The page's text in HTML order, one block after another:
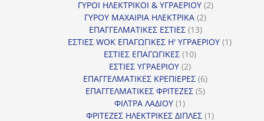
προϊόν
ΓΥΡΟΙ ΗΛΕΚΤΡΙΚΟΙ & ΥΓΡΑΕΡΙΟΥ 22
ΓΥΡΟΥ ΜΑΧΑΙΡΙΑ ΗΛΕΚΤΡΙΚΑ 22
ΕΠΑΓΓΕΛΜΑΤΙΚΕΣ ΕΣΤΙΕΣ 1313
προϊόντα
ΕΣΤΙΕΣ WOK ΕΠΑΓΩΓΙΚΕΣ Η' ΥΓΡΑΕΡΙΟΥ 11
ΕΣΤΙΕΣ ΕΠΑΓΩΓΙΚΕΣ 1010
ΕΣΤΙΕΣ ΥΓΡΑΕΡΙΟΥ 22
προϊόντα
ΕΠΑΓΓΕΛΜΑΤΙΚΕΣ ΚΡΕΠΙΕΡΕΣ 66
προϊόντα
ΕΠΑΓΓΕΛΜΑΤΙΚΕΣ ΦΡΙΤΕΖΕΣ 55
ΦΙΛΤΡΑ ΛΑΔΙΟΥ 11
προϊόν
ΦΡΙΤΕΖΕΣ ΗΛΕΚΤΡΙΚΕΣ ΔΙΠΛΕΣ 11